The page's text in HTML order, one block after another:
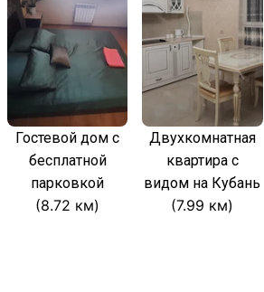
Гостевой дом с
бесплатной
парковкой
(8.72 км)
Двухкомнатная
квартира с
видом на Кубань
(7.99 км)